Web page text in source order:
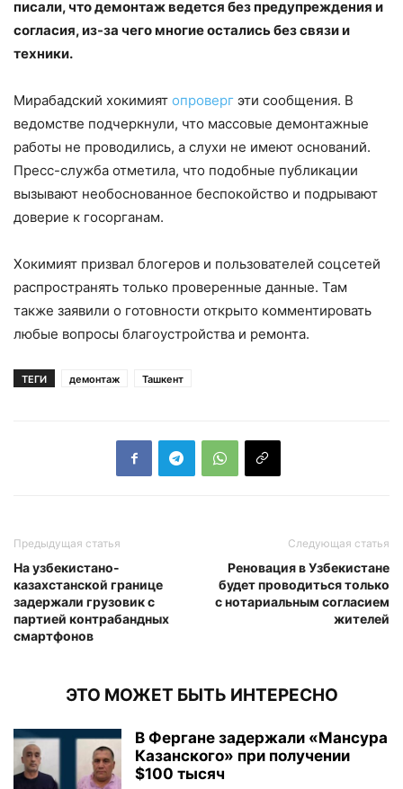
писали, что демонтаж ведется без предупреждения и
согласия, из-за чего многие остались без связи и
техники.
Мирабадский хокимият опроверг эти сообщения. В
ведомстве подчеркнули, что массовые демонтажные
работы не проводились, а слухи не имеют оснований.
Пресс-служба отметила, что подобные публикации
вызывают необоснованное беспокойство и подрывают
доверие к госорганам.
Хокимият призвал блогеров и пользователей соцсетей
распространять только проверенные данные. Там
также заявили о готовности открыто комментировать
любые вопросы благоустройства и ремонта.
ТЕГИ демонтаж Ташкент
Предыдущая статья
На узбекистано-
казахстанской границе
задержали грузовик с
партией контрабандных
смартфонов
Следующая статья
Реновация в Узбекистане
будет проводиться только
с нотариальным согласием
жителей
ЭТО МОЖЕТ БЫТЬ ИНТЕРЕСНО
В Фергане задержали «Мансура
Казанского» при получении
$100 тысяч